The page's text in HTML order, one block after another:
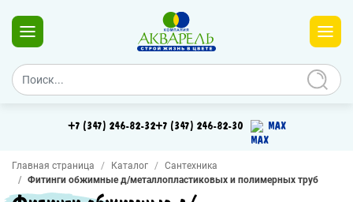
+7 (347) 246-82-32+7 (347) 246-82-30 MAX
Главная страница Каталог
Сантехника
Фитинги обжимные д/металлопластиковых и полимерных труб